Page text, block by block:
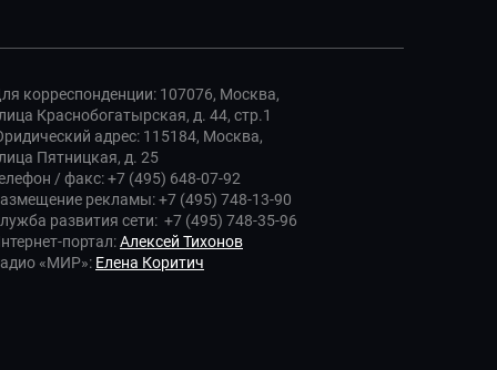
корреспонденции: 107076, Москва,
Краснобогатырская, д. 44, стр.1
адрес: 115184, Москва,
Пятницкая, д. 25
/ факс: +7 (495) 648-07-92
рекламы: +7 (495) 748-13-90
развития сети: +7 (495) 748-35-96
портал:Алексей Тихонов
«МИР»: Елена Коритич